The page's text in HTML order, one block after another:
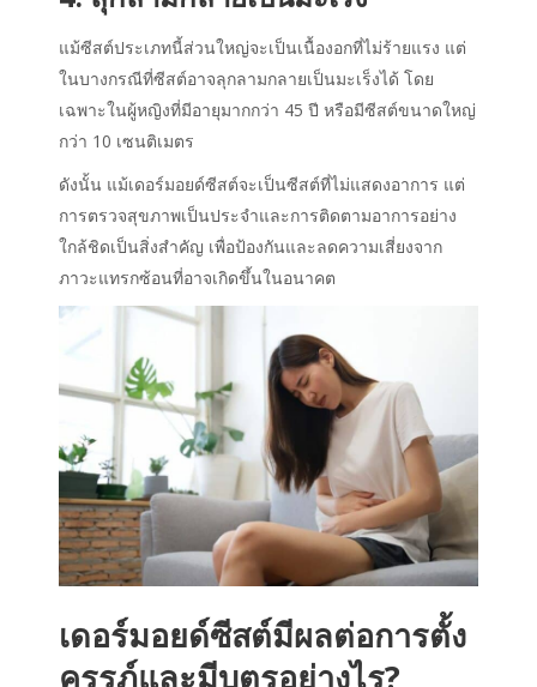
แม้ซีสต์ประเภทนี้ส่วนใหญ่จะเป็นเนื้องอกที่ไม่ร้ายแรง แต่
ในบางกรณีที่ซีสต์อาจลุกลามกลายเป็นมะเร็งได้ โดย
เฉพาะในผู้หญิงที่มีอายุมากกว่า 45 ปี หรือมีซีสต์ขนาดใหญ่
กว่า 10 เซนติเมตร
ดังนั้น แม้เดอร์มอยด์ซีสต์จะเป็นซีสต์ที่ไม่แสดงอาการ แต่
การตรวจสุขภาพเป็นประจำและการติดตามอาการอย่าง
ใกล้ชิดเป็นสิ่งสำคัญ เพื่อป้องกันและลดความเสี่ยงจาก
ภาวะแทรกซ้อนที่อาจเกิดขึ้นในอนาคต
เดอร์มอยด์ซีสต์มีผลต่อการตั้ง
ครรภ์และมีบุตรอย่างไร?